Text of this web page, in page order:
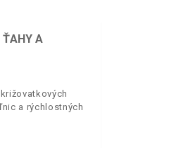
ŤAHY A
a rýchlostných